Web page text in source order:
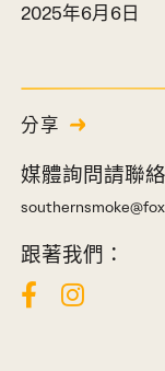
2025年6月6日
分享
媒體詢問請聯絡
跟著我們：